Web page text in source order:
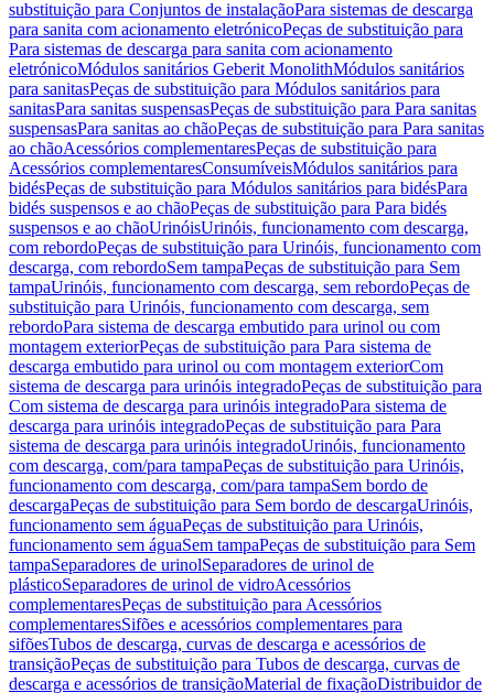
substituição para Conjuntos de instalaçãoPara sistemas de descarga
para sanita com acionamento eletrónicoPeças de substituição para
Para sistemas de descarga para sanita com acionamento
eletrónicoMódulos sanitários Geberit MonolithMódulos sanitários
para sanitasPeças de substituição para Módulos sanitários para
sanitasPara sanitas suspensasPeças de substituição para Para sanitas
suspensasPara sanitas ao chãoPeças de substituição para Para sanitas
ao chãoAcessórios complementaresPeças de substituição para
Acessórios complementaresConsumíveisMódulos sanitários para
bidésPeças de substituição para Módulos sanitários para bidésPara
bidés suspensos e ao chãoPeças de substituição para Para bidés
suspensos e ao chãoUrinóisUrinóis, funcionamento com descarga,
com rebordoPeças de substituição para Urinóis, funcionamento com
descarga, com rebordoSem tampaPeças de substituição para Sem
tampaUrinóis, funcionamento com descarga, sem rebordoPeças de
substituição para Urinóis, funcionamento com descarga, sem
rebordoPara sistema de descarga embutido para urinol ou com
montagem exteriorPeças de substituição para Para sistema de
descarga embutido para urinol ou com montagem exteriorCom
sistema de descarga para urinóis integradoPeças de substituição para
Com sistema de descarga para urinóis integradoPara sistema de
descarga para urinóis integradoPeças de substituição para Para
sistema de descarga para urinóis integradoUrinóis, funcionamento
com descarga, com/para tampaPeças de substituição para Urinóis,
funcionamento com descarga, com/para tampaSem bordo de
descargaPeças de substituição para Sem bordo de descargaUrinóis,
funcionamento sem águaPeças de substituição para Urinóis,
funcionamento sem águaSem tampaPeças de substituição para Sem
tampaSeparadores de urinolSeparadores de urinol de
plásticoSeparadores de urinol de vidroAcessórios
complementaresPeças de substituição para Acessórios
complementaresSifões e acessórios complementares para
sifõesTubos de descarga, curvas de descarga e acessórios de
transiçãoPeças de substituição para Tubos de descarga, curvas de
descarga e acessórios de transiçãoMaterial de fixaçãoDistribuidor de